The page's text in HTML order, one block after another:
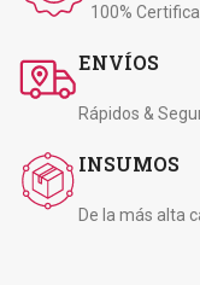
100%
ENVÍOS
Rápidos &
INSUMOS
De la más alta